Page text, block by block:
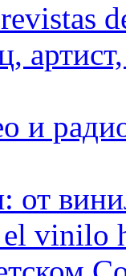
и
от
vinilo